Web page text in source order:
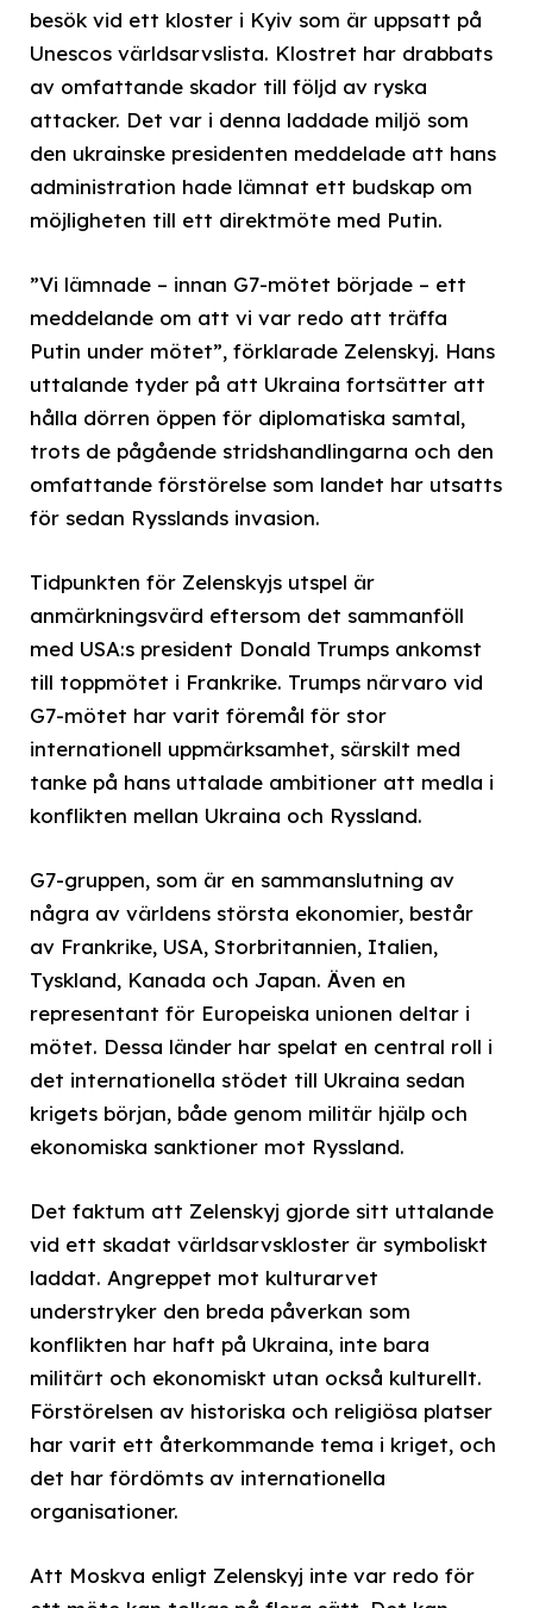
besök vid ett kloster i Kyiv som är uppsatt på
Unescos världsarvslista. Klostret har drabbats
av omfattande skador till följd av ryska
attacker. Det var i denna laddade miljö som
den ukrainske presidenten meddelade att hans
administration hade lämnat ett budskap om
möjligheten till ett direktmöte med Putin.
”Vi lämnade – innan G7-mötet började – ett
meddelande om att vi var redo att träffa
Putin under mötet”, förklarade Zelenskyj. Hans
uttalande tyder på att Ukraina fortsätter att
hålla dörren öppen för diplomatiska samtal,
trots de pågående stridshandlingarna och den
omfattande förstörelse som landet har utsatts
för sedan Rysslands invasion.
Tidpunkten för Zelenskyjs utspel är
anmärkningsvärd eftersom det sammanföll
med USA:s president Donald Trumps ankomst
till toppmötet i Frankrike. Trumps närvaro vid
G7-mötet har varit föremål för stor
internationell uppmärksamhet, särskilt med
tanke på hans uttalade ambitioner att medla i
konflikten mellan Ukraina och Ryssland.
G7-gruppen, som är en sammanslutning av
några av världens största ekonomier, består
av Frankrike, USA, Storbritannien, Italien,
Tyskland, Kanada och Japan. Även en
representant för Europeiska unionen deltar i
mötet. Dessa länder har spelat en central roll i
det internationella stödet till Ukraina sedan
krigets början, både genom militär hjälp och
ekonomiska sanktioner mot Ryssland.
Det faktum att Zelenskyj gjorde sitt uttalande
vid ett skadat världsarvskloster är symboliskt
laddat. Angreppet mot kulturarvet
understryker den breda påverkan som
konflikten har haft på Ukraina, inte bara
militärt och ekonomiskt utan också kulturellt.
Förstörelsen av historiska och religiösa platser
har varit ett återkommande tema i kriget, och
det har fördömts av internationella
organisationer.
Att Moskva enligt Zelenskyj inte var redo för